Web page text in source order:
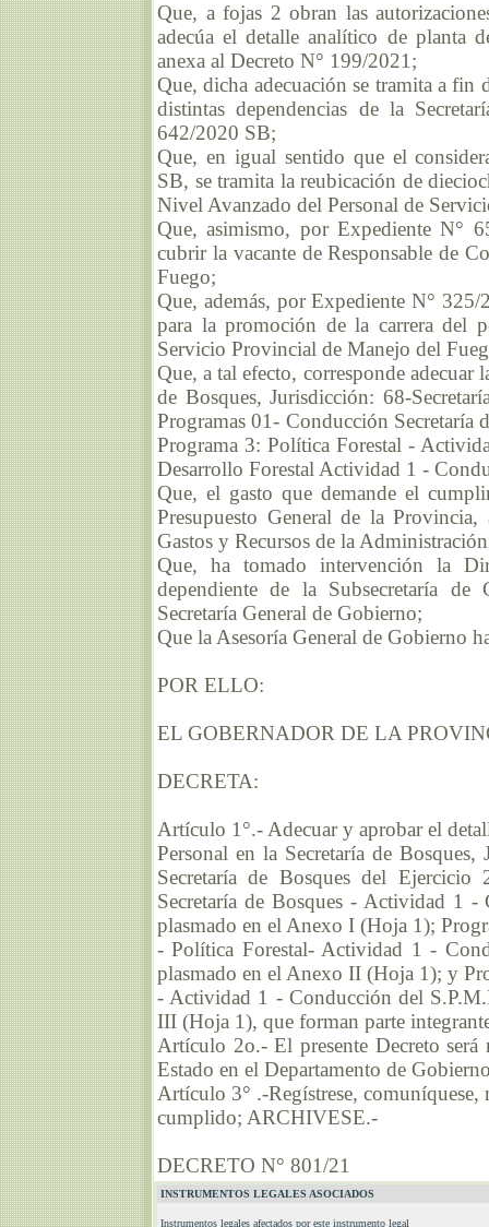
Que, a fojas 2 obran las
adecúa el detalle analítico de planta
anexa al Decreto N° 199/2021;
Que, dicha adecuación se tramita a fin
distintas dependencias de la
642/2020 SB;
Que, en igual sentido que el
SB, se tramita la reubicación de
Nivel Avanzado del Personal de
Que, asimismo, por Expediente N°
cubrir la vacante de Responsable de
Fuego;
Que, además, por Expediente N°
para la promoción de la carrera del
Servicio Provincial de Manejo del
Que, a tal efecto, corresponde adecuar
de Bosques, Jurisdicción: 68-
Programas 01- Conducción
Programa 3: Política Forestal -
Desarrollo Forestal Actividad 1 -
Que, el gasto que demande el
Presupuesto General de la
Gastos y Recursos de la
Que, ha tomado intervención la
dependiente de la Subsecretaría
Secretaría General de Gobierno;
Que la Asesoría General de Gobierno
POR ELLO:
EL GOBERNADOR DE LA
DECRETA:
Artículo 1°.- Adecuar y aprobar el
Personal en la Secretaría de
Secretaría de Bosques del
Secretaría de Bosques - Actividad 1
plasmado en el Anexo I (Hoja 1);
- Política Forestal- Actividad 1 -
plasmado en el Anexo II (Hoja 1); y
- Actividad 1 - Conducción del
III (Hoja 1), que forman parte
Artículo 2o.- El presente Decreto será
Estado en el Departamento de
Artículo 3° .-Regístrese,
cumplido; ARCHIVESE.-
DECRETO N° 801/21
INSTRUMENTOS LEGALES ASOCIADOS
Instrumentos legales afectados por este instrumento legal